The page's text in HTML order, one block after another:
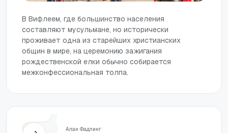
В Вифлеем, где большинство населения
составляют мусульмане, но исторически
проживает одна из старейших христианских
общин в мире, на церемонию зажигания
рождественской елки обычно собирается
межконфессиональная толпа.
Алан Фадлинг